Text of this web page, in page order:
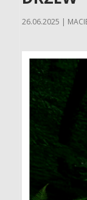
26.06.2025 |